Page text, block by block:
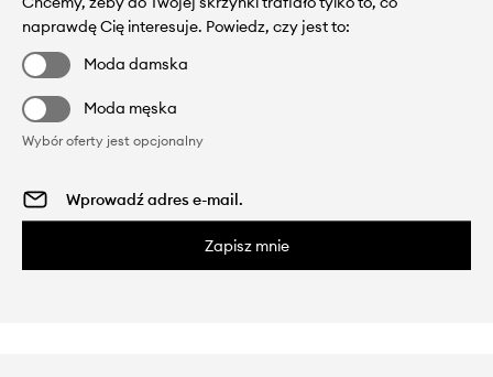
naprawdę Cię interesuje. Powiedz, czy jest to:
Moda damska
Moda męska
Wybór oferty jest opcjonalny
Zapisz mnie